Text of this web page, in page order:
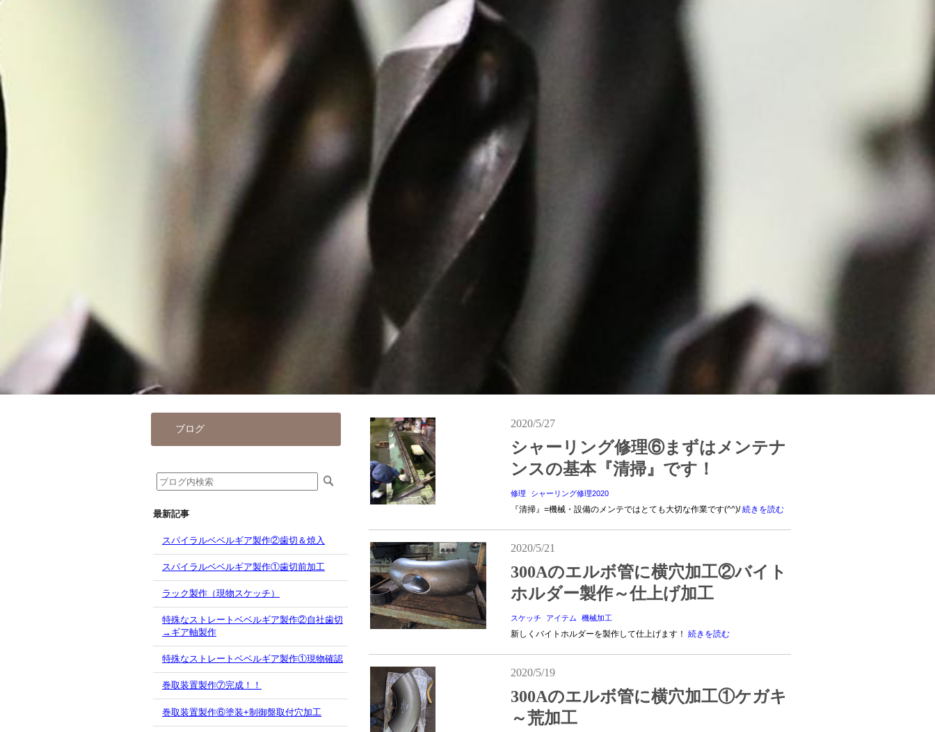
ブログ
最新記事
スパイラルベベルギア製作②歯切＆焼入
スパイラルベベルギア製作①歯切前加工
ラック製作（現物スケッチ）
特殊なストレートベベルギア製作②自社歯切
→ギア軸製作
特殊なストレートベベルギア製作①現物確認
巻取装置製作⑦完成！！
巻取装置製作⑥塗装+制御盤取付穴加工
2020/5/27
シャーリング修理⑥まずはメンテナ
ンスの基本『清掃』です！
修理 シャーリング修理2020
『清掃』=機械・設備のメンテではとても大切な作業です(^^)/続きを読む
2020/5/21
300Aのエルボ管に横穴加工②バイト
ホルダー製作～仕上げ加工
スケッチ アイテム 機械加工
新しくバイトホルダーを製作して仕上げます！続きを読む
2020/5/19
300Aのエルボ管に横穴加工①ケガキ
～荒加工